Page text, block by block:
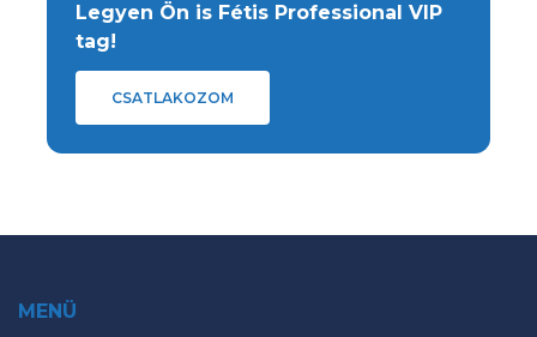
Legyen Ön is Fétis Professional VIP
tag!
CSATLAKOZOM
MENÜ